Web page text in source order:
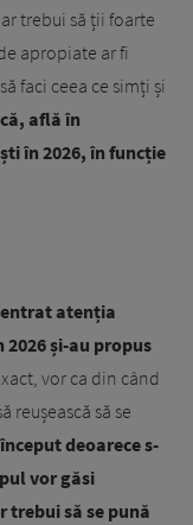
trebui să ții foarte
apropiate ar fi
faci ceea ce simți și
află în
în 2026, în funcție
atenția
și-au propus
vor ca din când
reușească să se
deoarece s-
vor găsi
trebui să se pună